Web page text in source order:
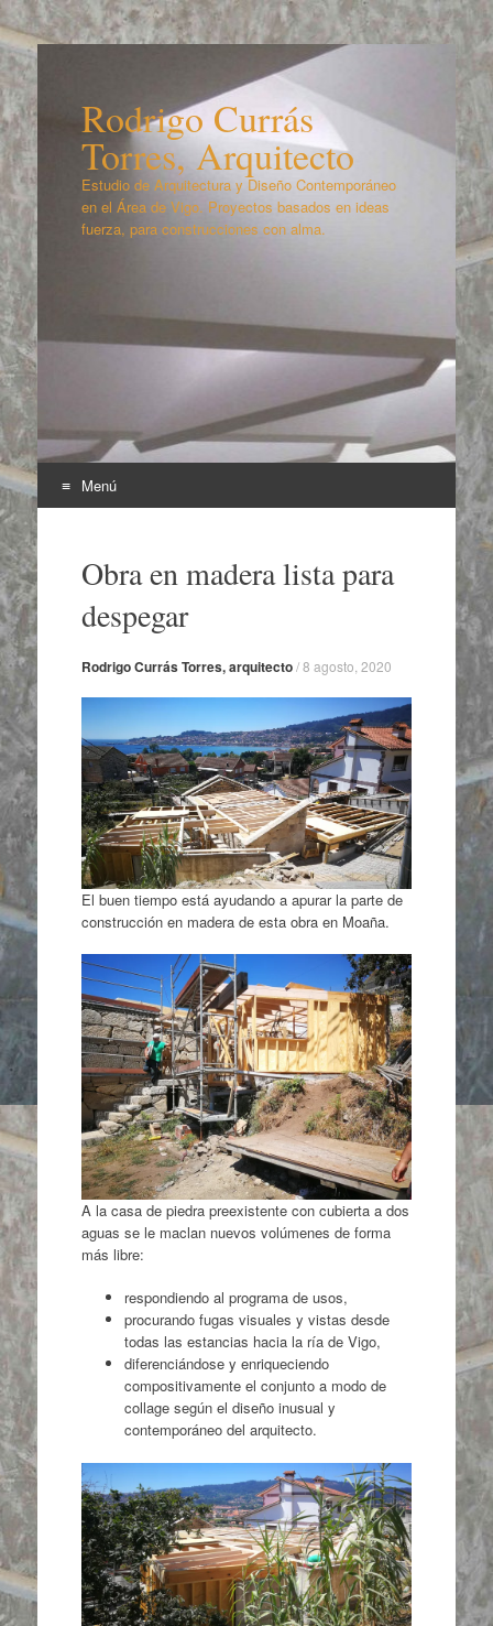
Rodrigo Currás
Torres, Arquitecto
Estudio de Arquitectura y Diseño Contemporáneo
en el Área de Vigo. Proyectos basados en ideas
fuerza, para construcciones con alma.
Menú
contenidoObra en madera lista para
despegar
Rodrigo Currás Torres, arquitecto/8 agosto, 2020
El buen tiempo está ayudando a apurar la parte de
construcción en madera de esta obra en Moaña.
A la casa de piedra preexistente con cubierta a dos
aguas se le maclan nuevos volúmenes de forma
más libre:
respondiendo al programa de usos,
procurando fugas visuales y vistas desde
todas las estancias hacia la ría de Vigo,
diferenciándose y enriqueciendo
compositivamente el conjunto a modo de
collage según el diseño inusual y
contemporáneo del arquitecto.